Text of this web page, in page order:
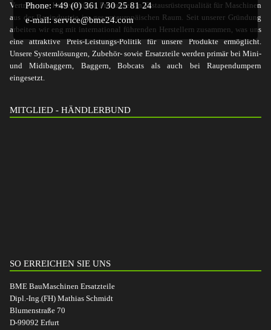
Phone: +49 (0) 361 / 30 25 81 24
e-mail: service@bme24.com
Vertrieb von hochwertigen Produkten in Erstausrüsterqualität für Maschinen
aus der Bauindustrie im gesamteuropäischen Raum. Seit unserer Gründung
arbeiten wir eng mit international führenden Herstellern zusammen, was uns
eine attraktive Preis-Leistungs-Politik für unsere Produkte ermöglicht.
Unsere Systemlösungen, Zubehör- sowie Ersatzteile werden primär bei Mini-
und Midibaggern, Baggern, Bobcats als auch bei Raupendumpern
eingesetzt.
MITGLIED - HÄNDLERBUND
SO ERREICHEN SIE UNS
BME BauMaschinen Ersatzteile
Dipl.-Ing.(FH) Mathias Schmidt
Blumenstraße 70
D-99092 Erfurt